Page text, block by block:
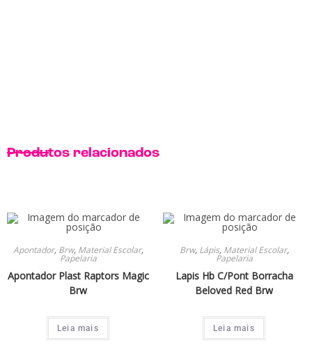
Produtos relacionados
Apontador, Brw, Material Escolar,
Papelaria
Apontador Plast Raptors Magic
Brw
Leia mais
Brw, Lápis, Material Escolar,
Papelaria
Lapis Hb C/Pont Borracha
Beloved Red Brw
Leia mais